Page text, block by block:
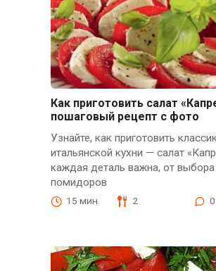
Как приготовить салат
пошаговый рецепт с фото
Узнайте, как приготовить
итальянской кухни — салат
каждая деталь важна, от
помидоров
15 мин. 2 0